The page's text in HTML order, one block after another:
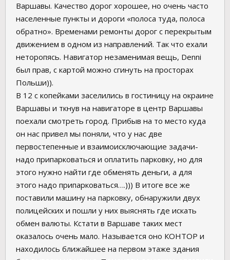
Варшавы. Качество дорог хорошее, но очень часто
населенные пункты и дороги «полоса туда, полоса
обратно». Временами ремонты дорог с перекрытым
движением в одном из направлений. Так что ехали
неторопясь. Навигатор незаменимая вещь, Denni
был прав, с картой можно сгинуть на просторах
Польши)).
В 12 с копейками заселились в гостиницу на окраине
Варшавы и ткнув на навигаторе в центр Варшавы
поехали смотреть город. Прибыв на то место куда
он нас привел мы поняли, что у нас две
первостепенные и взаимоисключающие задачи-
надо припарковаться и оплатить парковку, но для
этого нужно найти где обменять деньги, а для
этого надо припарковаться….))) В итоге все же
поставили машину на парковку, обнаружили двух
полицейских и пошли у них выяснять где искать
обмен валюты. Кстати в Варшаве таких мест
оказалось очень мало. Называется оно КОНТОР и
находилось ближайшее на первом этаже здания